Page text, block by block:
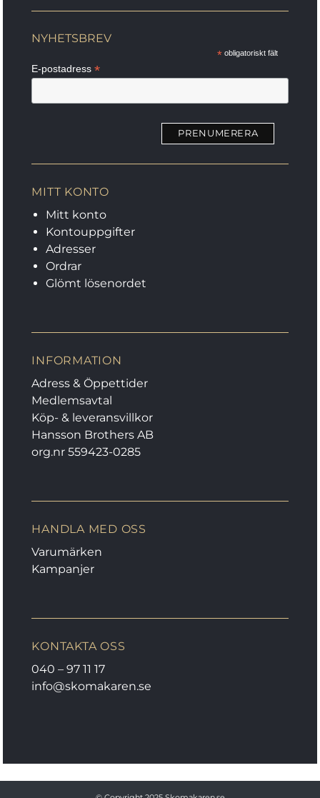
NYHETSBREV
* obligatoriskt fält
E-postadress*
MITT KONTO
Mitt konto
Kontouppgifter
Adresser
Ordrar
Glömt lösenordet
INFORMATION
Adress & Öppettider
Medlemsavtal
Köp- & leveransvillkor
Hansson Brothers AB
org.nr 559423-0285
HANDLA MED OSS
Varumärken
Kampanjer
KONTAKTA OSS
040 – 97 11 17
info@skomakaren.se